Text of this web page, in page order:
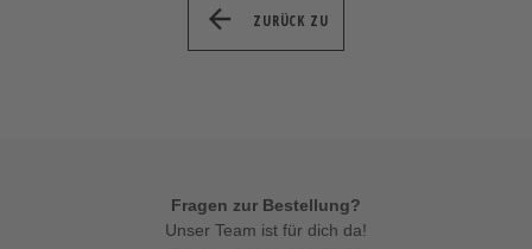
ZURÜCK ZU
Fragen zur Bestellung?
Unser Team ist für dich da!